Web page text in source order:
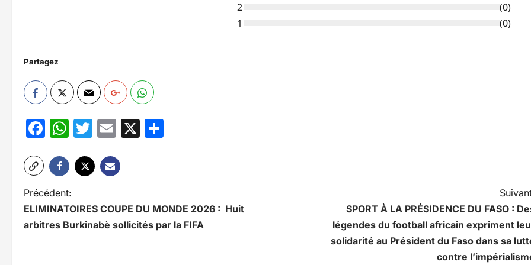
2
(0)
1
(0)
Partagez
Facebook
WhatsApp
Twitter
Email
X
N
a
Précédent:
ELIMINATOIRES COUPE DU MONDE 2026 : Huit
arbitres Burkinabè sollicités par la FIFA
SPORT À LA PRÉSIDENCE DU FASO :
légendes du football africain expriment
solidarité au Président du Faso dans sa
contre